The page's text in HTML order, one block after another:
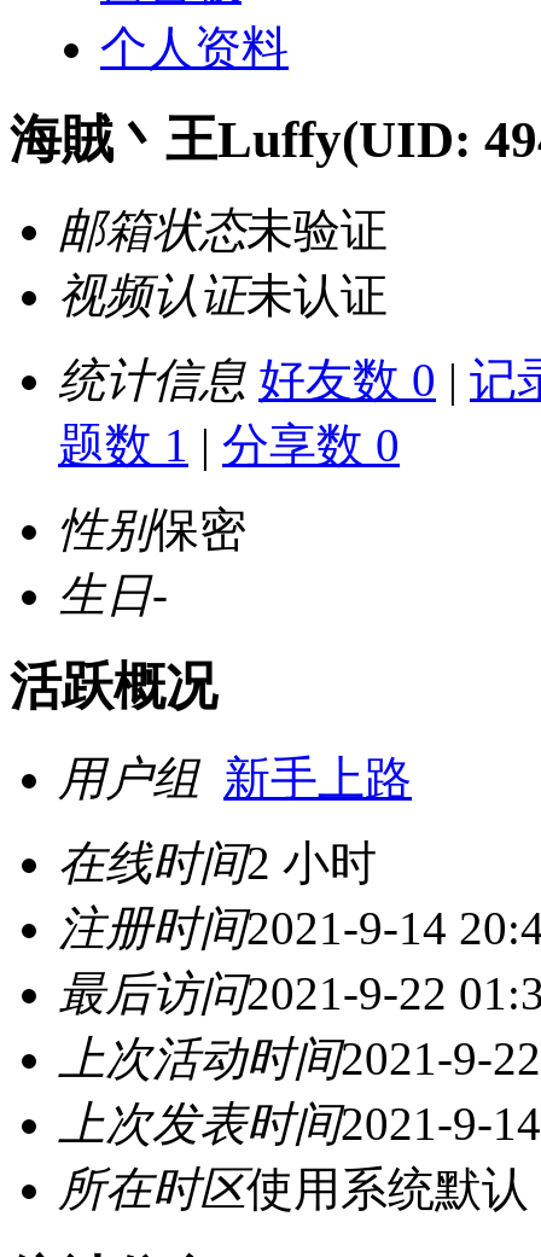
个人资料
海賊丶王Luffy(UID:
邮箱状态未验证
视频认证未认证
统计信息 好友数 0 | 记
题数 1 | 分享数 0
性别保密
生日-
活跃概况
用户组 新手上路
在线时间2 小时
注册时间2021-9-14
最后访问2021-9-22
上次活动时间2021-9-
上次发表时间2021-9-
所在时区使用系统默认